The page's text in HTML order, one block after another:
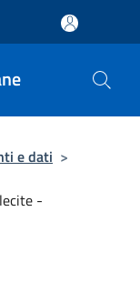
e dati >
-